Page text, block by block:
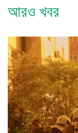
আরও খবর